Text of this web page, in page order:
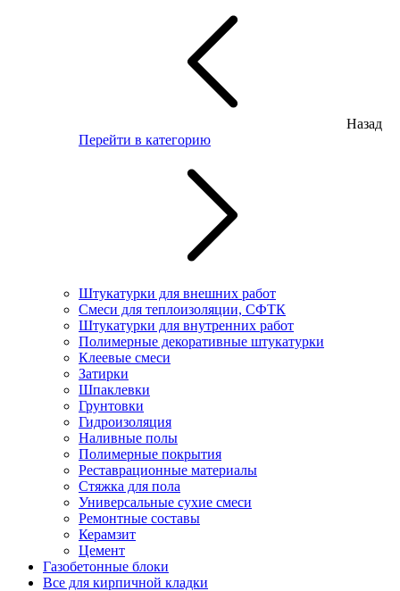
Назад
Перейти в категорию
Штукатурки для внешних работ
Смеси для теплоизоляции, СФТК
Штукатурки для внутренних работ
Полимерные декоративные штукатурки
Клеевые смеси
Затирки
Шпаклевки
Грунтовки
Гидроизоляция
Наливные полы
Полимерные покрытия
Реставрационные материалы
Стяжка для пола
Универсальные сухие смеси
Ремонтные составы
Керамзит
Цемент
Газобетонные блоки
Все для кирпичной кладки